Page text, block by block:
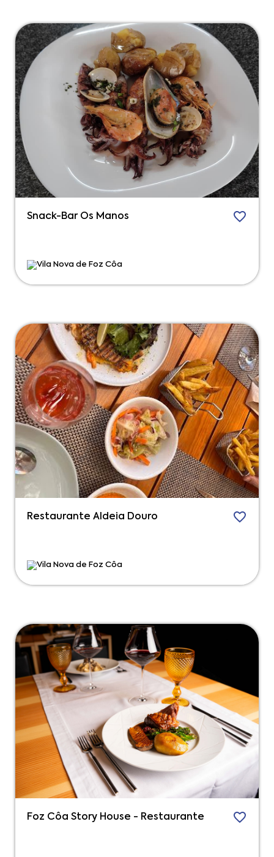
Snack-Bar Os Manos
Vila Nova de Foz Côa
Restaurante Aldeia Douro
Vila Nova de Foz Côa
Foz Côa Story House - Restaurante